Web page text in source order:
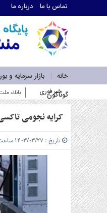
تماس با ما درباره ما
خانه بازار سرمایه و
گوناگون
ما
درباره
سرویس
ها
خانه
بازار
سرمایه
و
بورس
مسکن
و
شهری
خبر فوری فاز اول
کرایه نجومی
تاریخ : ۱۴۰۳/۰۳/۲۷ ساعت : ۱۰:۳۷:۱۵